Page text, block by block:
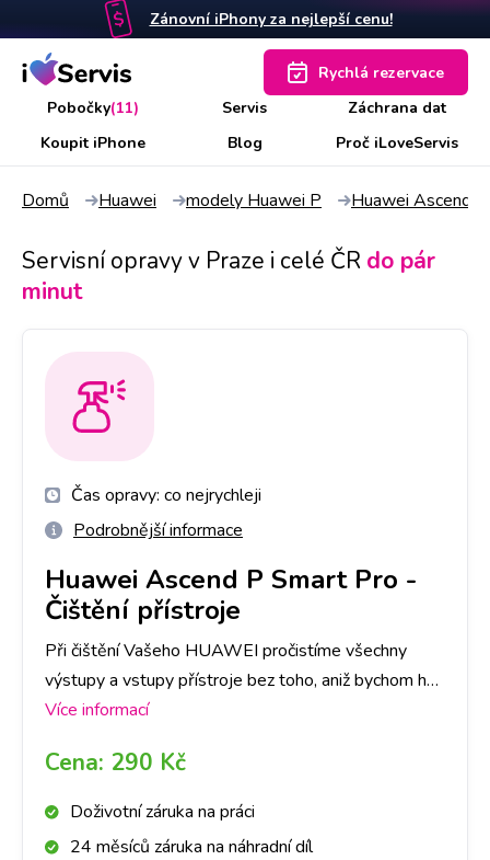
Zánovní iPhony za nejlepší cenu!
Pobočky(11) Servis
Záchrana dat
Koupit iPhone
Blog Proč iLoveServis
Rychlá rezervace
Domů Huawei modely Huawei P Huawei Ascend
Servisní opravy v Praze i celé ČR do pár
minut
Čas opravy: co nejrychleji
Podrobnější informace
Huawei Ascend P Smart Pro -
Čištění přístroje
Při čištění Vašeho HUAWEI pročistíme všechny
výstupy a vstupy přístroje bez toho, aniž bychom ho
museli rozebrat. Stačí se zastavit u nás na pobočce a
Více informací
Cena: 290 Kč
Doživotní záruka na práci
24 měsíců záruka na náhradní díl